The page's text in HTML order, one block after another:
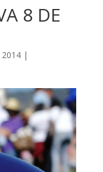
8 DE
2014|